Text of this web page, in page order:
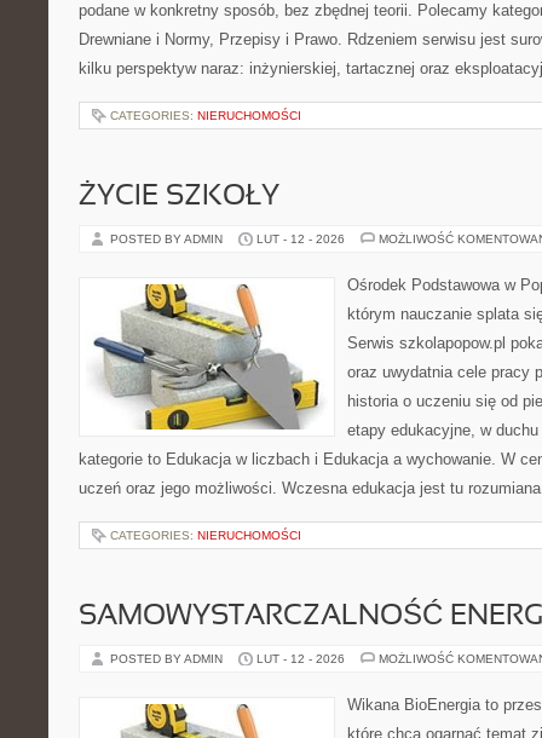
podane w konkretny sposób, bez zbędnej teorii. Polecamy
Drewniane i Normy, Przepisy i Prawo. Rdzeniem serwisu jest
kilku perspektyw naraz: inżynierskiej, tartacznej oraz
CATEGORIES: NIERUCHOMOŚCI
ŻYCIE SZKOŁY
POSTED BY ADMIN LUT - 12 - 2026 MOŻLIWOŚĆ
Ośrodek Podstawowa w
którym nauczanie splata
Serwis szkolapopow.pl
oraz uwydatnia cele pracy
historia o uczeniu się od
etapy edukacyjne, w
kategorie to Edukacja w liczbach i Edukacja a wychowanie. W
uczeń oraz jego możliwości. Wczesna edukacja jest tu
CATEGORIES: NIERUCHOMOŚCI
SAMOWYSTARCZALNOŚĆ
POSTED BY ADMIN LUT - 12 - 2026 MOŻLIWOŚĆ
Wikana BioEnergia to
które chcą ogarnąć temat